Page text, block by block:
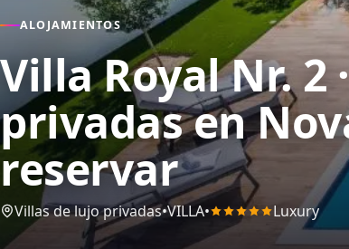
ALOJAMIENTOS
Villa Royal Nr. 2
privadasen
reservar
Villas de lujo privadas•VILLA• Luxury